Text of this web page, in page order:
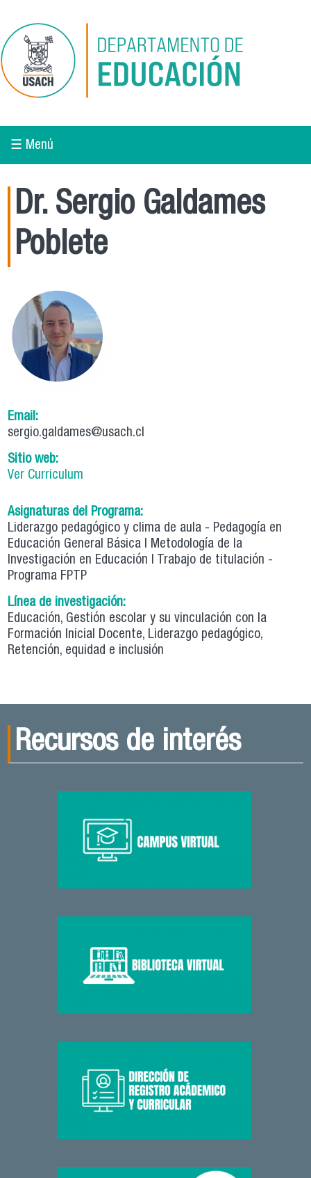
☰ Menú
Dr. Sergio Galdames
Poblete
Email:
sergio.galdames@usach.cl
Sitio web:
Ver Curriculum
Asignaturas del Programa:
Liderazgo pedagógico y clima de aula - Pedagogía en
Educación General Básica | Metodología de la
Investigación en Educación | Trabajo de titulación -
Programa FPTP
Línea de investigación:
Educación, Gestión escolar y su vinculación con la
Formación Inicial Docente, Liderazgo pedagógico,
Retención, equidad e inclusión
Recursos de interés